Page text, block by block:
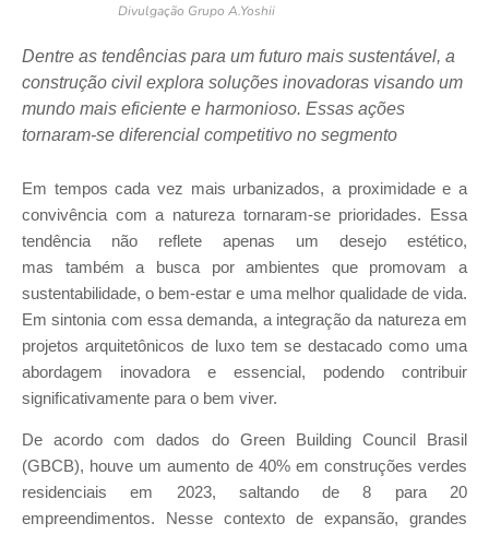
Divulgação Grupo A.Yoshii
Dentre as tendências para um futuro mais sustentável, a
construção civil explora soluções inovadoras visando um
mundo mais eficiente e harmonioso. Essas ações
tornaram-se diferencial competitivo no segmento
Em tempos cada vez mais urbanizados, a proximidade e a
convivência com a natureza tornaram-se prioridades. Essa
tendência não reflete apenas um desejo estético,
mas também a busca por ambientes que promovam a
sustentabilidade, o bem-estar e uma melhor qualidade de vida.
Em sintonia com essa demanda, a integração da natureza em
projetos arquitetônicos de luxo tem se destacado como uma
abordagem inovadora e essencial, podendo contribuir
significativamente para o bem viver.
De acordo com dados do Green Building Council Brasil
(GBCB), houve um aumento de 40% em construções verdes
residenciais em 2023, saltando de 8 para 20
empreendimentos. Nesse contexto de expansão, grandes